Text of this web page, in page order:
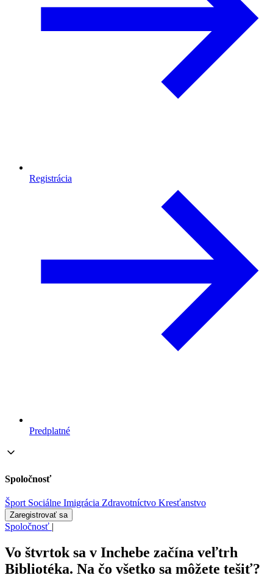
Registrácia
Predplatné
Spoločnosť
Šport Sociálne Imigrácia Zdravotníctvo Kresťanstvo
Zaregistrovať sa
Spoločnosť |
Vo štvrtok sa v Inchebe začína veľtrh
Bibliotéka. Na čo všetko sa môžete tešiť?